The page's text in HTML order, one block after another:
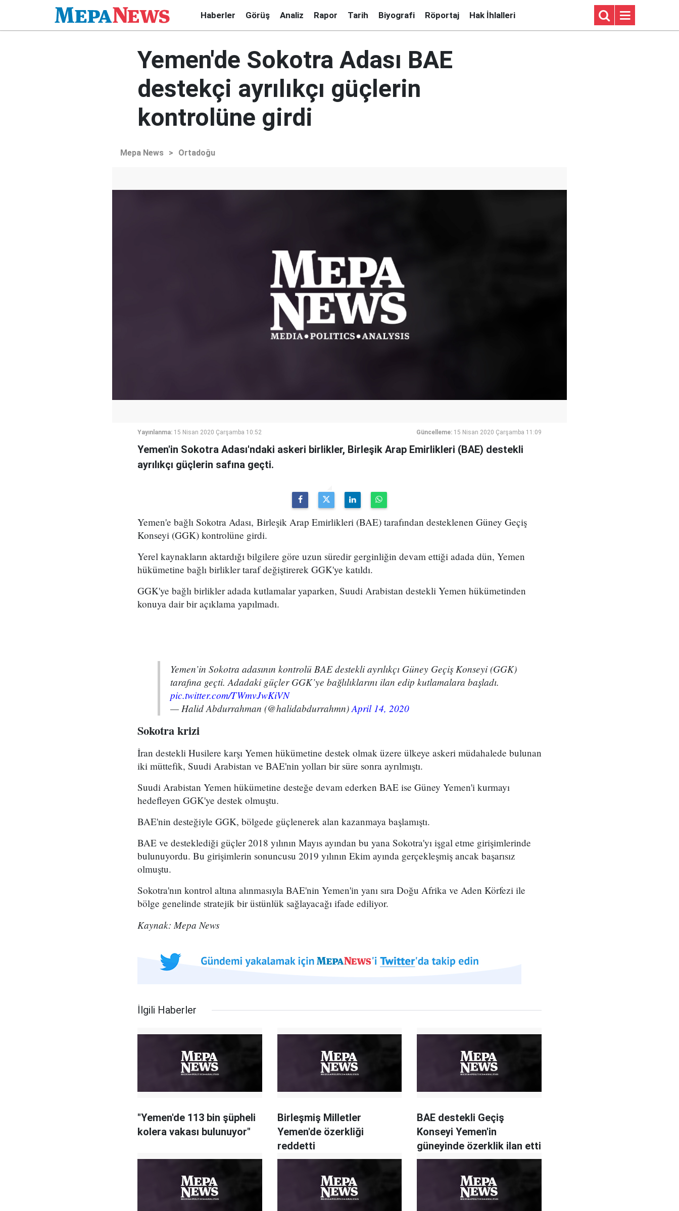
Haberler Görüş Analiz Rapor Tarih Biyografi Röportaj Hak İhlalleri
Yemen'de Sokotra Adası BAE
destekçi ayrılıkçı güçlerin
kontrolüne girdi
Mepa News > Ortadoğu
Yayınlanma: 15 Nisan 2020 Çarşamba 10:52 Güncelleme: 15 Nisan 2020 Çarşamba 11:09
Yemen'in Sokotra Adası'ndaki askeri birlikler, Birleşik Arap Emirlikleri (BAE) destekli
ayrılıkçı güçlerin safına geçti.
Yemen'e bağlı Sokotra Adası, Birleşik Arap Emirlikleri (BAE) tarafından desteklenen Güney Geçiş
Konseyi (GGK) kontrolüne girdi.
Yerel kaynakların aktardığı bilgilere göre uzun süredir gerginliğin devam ettiği adada dün, Yemen
hükümetine bağlı birlikler taraf değiştirerek GGK'ye katıldı.
GGK'ye bağlı birlikler adada kutlamalar yaparken, Suudi Arabistan destekli Yemen hükümetinden
konuya dair bir açıklama yapılmadı.
Yemen’in Sokotra adasının kontrolü BAE destekli ayrılıkçı Güney Geçiş Konseyi (GGK)
tarafına geçti. Adadaki güçler GGK’ye bağlılıklarını ilan edip kutlamalara başladı.
pic.twitter.com/TWmvJwKiVN
— Halid Abdurrahman (@halidabdurrahmn)April 14, 2020
Sokotra krizi
İran destekli Husilere karşı Yemen hükümetine destek olmak üzere ülkeye askeri müdahalede bulunan
iki müttefik, Suudi Arabistan ve BAE'nin yolları bir süre sonra ayrılmıştı.
Suudi Arabistan Yemen hükümetine desteğe devam ederken BAE ise Güney Yemen'i kurmayı
hedefleyen GGK'ye destek olmuştu.
BAE'nin desteğiyle GGK, bölgede güçlenerek alan kazanmaya başlamıştı.
BAE ve desteklediği güçler 2018 yılının Mayıs ayından bu yana Sokotra'yı işgal etme girişimlerinde
bulunuyordu. Bu girişimlerin sonuncusu 2019 yılının Ekim ayında gerçekleşmiş ancak başarısız
olmuştu.
Sokotra'nın kontrol altına alınmasıyla BAE'nin Yemen'in yanı sıra Doğu Afrika ve Aden Körfezi ile
bölge genelinde stratejik bir üstünlük sağlayacağı ifade ediliyor.
Kaynak: Mepa News
İlgili Haberler
"Yemen'de 113 bin şüpheli
kolera vakası bulunuyor"
Birleşmiş Milletler
Yemen'de özerkliği
reddetti
BAE destekli Geçiş
Konseyi Yemen'in
güneyinde özerklik ilan etti